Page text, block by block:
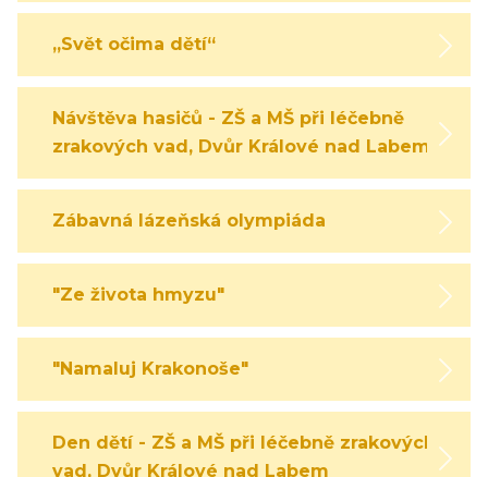
„Svět očima dětí“
Návštěva hasičů - ZŠ a MŠ při léčebně
zrakových vad, Dvůr Králové nad Labem
Zábavná lázeňská olympiáda
"Ze života hmyzu"
"Namaluj Krakonoše"
Den dětí - ZŠ a MŠ při léčebně zrakových
vad, Dvůr Králové nad Labem